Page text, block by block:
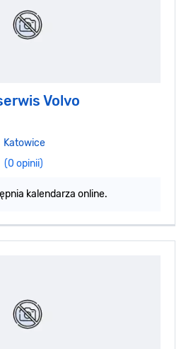
Volvo
Katowice
(0 opinii)
kalendarza online.